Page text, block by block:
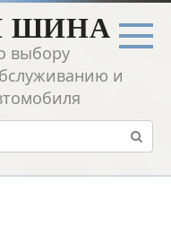
ШИНА
выбору
и